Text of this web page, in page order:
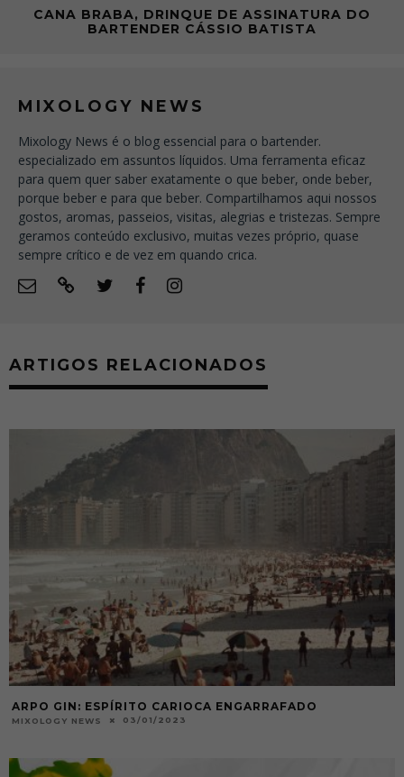
CANA BRABA, DRINQUE DE ASSINATURA DO
BARTENDER CÁSSIO BATISTA
MIXOLOGY NEWS
Mixology News é o blog essencial para o bartender.
especializado em assuntos líquidos. Uma ferramenta eficaz
para quem quer saber exatamente o que beber, onde beber,
porque beber e para que beber. Compartilhamos aqui nossos
gostos, aromas, passeios, visitas, alegrias e tristezas. Sempre
geramos conteúdo exclusivo, muitas vezes próprio, quase
sempre crítico e de vez em quando crica.
ARTIGOS RELACIONADOS
ARPO GIN: ESPÍRITO CARIOCA ENGARRAFADO
MIXOLOGY NEWS 03/01/2023